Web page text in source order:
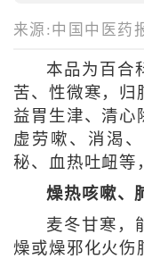
来源:中国中医药
本品为百合
苦、性微寒，归
益胃生津、清心
虚劳嗽、消渴
秘、血热吐衄等
燥热咳嗽、
麦冬甘寒，
燥或燥邪化火伤